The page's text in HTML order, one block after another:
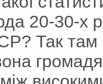
20-30-х
Так там